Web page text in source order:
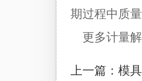
期过程中质
更多计量
上一篇：模